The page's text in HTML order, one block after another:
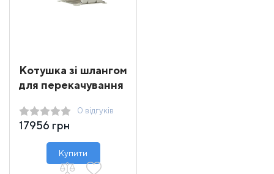
Котушка зі шлангом
для перекачування
Oil 20 м
0 відгуків
17956 грн
Купити